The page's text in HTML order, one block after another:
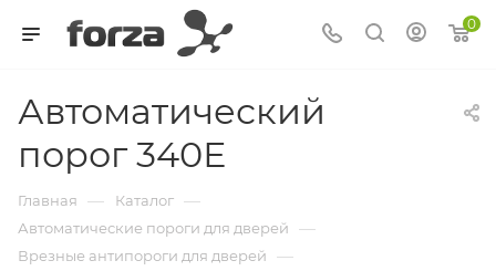
0
Автоматический
порог 340Е
Главная — Каталог —
Автоматические пороги для дверей —
Врезные антипороги для дверей —